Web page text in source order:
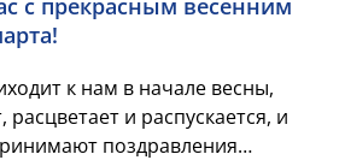
с прекрасным весенним
к нам в начале весны,
расцветает и распускается, и
поздравления